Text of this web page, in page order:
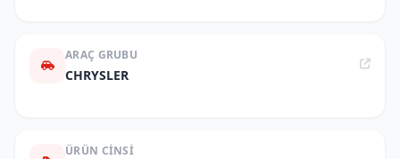
ARAÇ GRUBU
CHRYSLER
ÜRÜN CINSI